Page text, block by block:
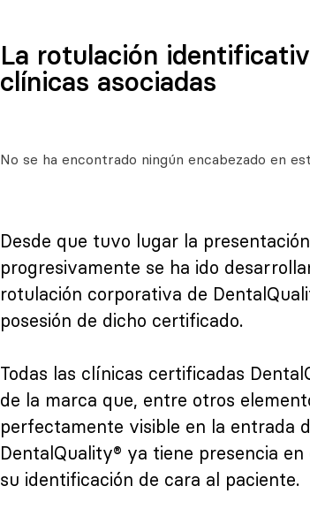
La rotulación
clínicas asociadas
No se ha encontrado ningún encabezado en
Desde que tuvo lugar la
progresivamente se ha ido
rotulación corporativa de
posesión de dicho certificado.
Todas las clínicas certificadas
de la marca que, entre otros
perfectamente visible en la entrada
DentalQuality® ya tiene presencia
su identificación de cara al paciente.